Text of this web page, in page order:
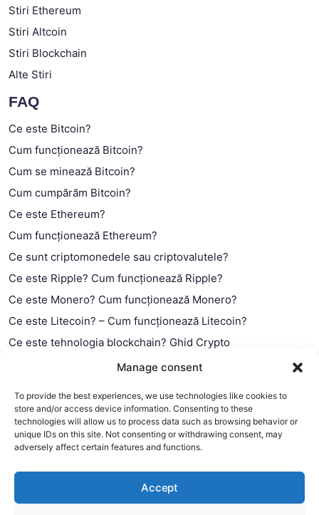
Manage consent
To provide the best experiences, we use technologies like cookies to
store and/or access device information. Consenting to these
technologies will allow us to process data such as browsing behavior or
unique IDs on this site. Not consenting or withdrawing consent, may
adversely affect certain features and functions.
Accept
Stiri Ethereum
Stiri Altcoin
Stiri Blockchain
Alte Stiri
FAQ
Ce este Bitcoin?
Cum funcționează Bitcoin?
Cum se minează Bitcoin?
Cum cumpărăm Bitcoin?
Ce este Ethereum?
Cum funcționează Ethereum?
Ce sunt criptomonedele sau criptovalutele?
Ce este Ripple? Cum funcționează Ripple?
Ce este Monero? Cum funcționează Monero?
Ce este Litecoin? – Cum funcționează Litecoin?
Ce este tehnologia blockchain? Ghid Crypto
Ce este contractul smart?